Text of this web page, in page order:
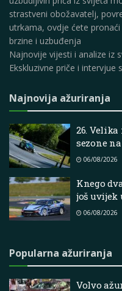
strastveni obožavatelj,
utrkama, ovdje ćete
brzine i uzbuđenja
Najnovije vijesti i analize iz
Ekskluzivne priče i
Najnovija ažuriranja
26.
sezone
06/08/2026
Knego
još uvijek
06/08/2026
Popularna ažuriranja
Volvo